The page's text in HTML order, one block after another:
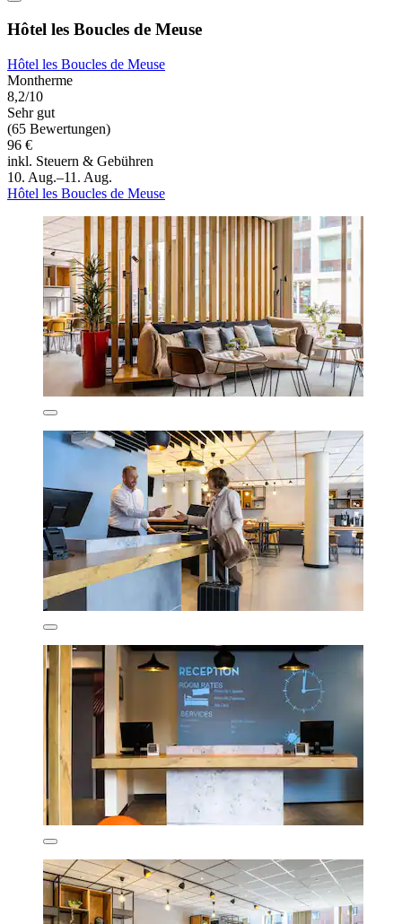
Hôtel les Boucles de Meuse
Hôtel les Boucles de Meuse
Montherme
8,2/10
Sehr gut
(65 Bewertungen)
96 €
inkl. Steuern & Gebühren
10. Aug.–11. Aug.
Hôtel les Boucles de Meuse